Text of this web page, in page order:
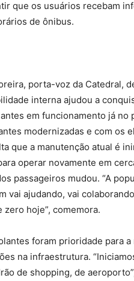
que os usuários recebam
de ônibus.
porta-voz da Catedral,
interna ajudou a
em funcionamento já no
modernizadas e com os
que a manutenção atual é
operar novamente em
passageiros mudou. “A
vai ajudando, vai
hoje”, comemora.
foram prioridade para a
na infraestrutura.
de shopping, de